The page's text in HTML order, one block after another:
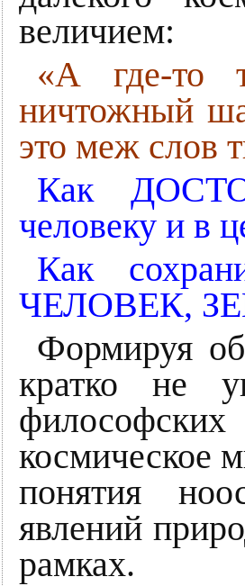
величием:
«А где-то
ничтожный
это меж слов
Как
человеку и в
Как
ЧЕЛОВЕК,
Формируя
кратко не
космическое
понятия
явлений
рамках.